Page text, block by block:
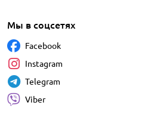
Мы в соцсетях
Facebook
Instagram
Telegram
Viber